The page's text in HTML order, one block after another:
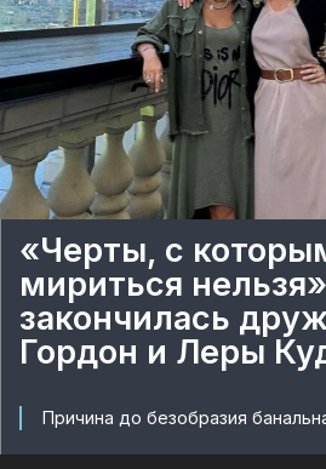
«Черты, с
мириться
закончилась
Гордон и Леры
Причина до безобразия